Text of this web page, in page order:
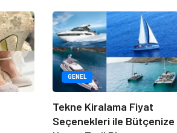
GENEL
Tekne Kiralama Fiyat
Seçenekleri ile Bütçenize